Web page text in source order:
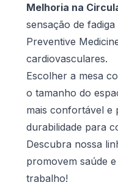
Melhoria na
sensação de
Preventive
cardiovasculares.
Escolher a mesa
o tamanho do
mais confortável e
durabilidade para
Descubra nossa
promovem saúde
trabalho!